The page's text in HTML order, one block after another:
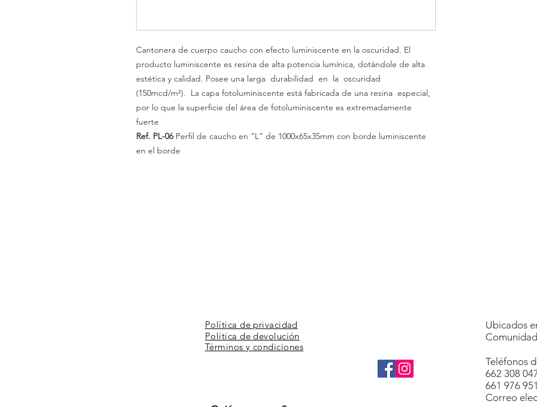
Cantonera de cuerpo caucho con efecto luminiscente en la oscuridad. El
producto luminiscente es resina de alta potencia lumínica, dotándole de alta
estética y calidad. Posee una larga durabilidad en la oscuridad
(150mcd/m²). La capa fotoluminiscente está fabricada de una resina especial,
por lo que la superficie del área de fotoluminiscente es extremadamente
fuerte
Ref. PL-06 Perfil de caucho en “L” de 1000x65x35mm con borde luminiscente
en el borde
Política de privacidad
Política de devolución
Términos y condiciones
Ubicados
Teléfonos
662 308
661 976 951
Correo